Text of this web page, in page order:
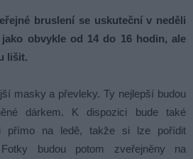
bruslení se uskuteční v neděli
obvykle od 14 do 16 hodin, ale
lišit.
masky a převleky. Ty nejlepší budou
dárkem. K dispozici bude také
přímo na ledě, takže si lze pořídit
budou potom zveřejněny na